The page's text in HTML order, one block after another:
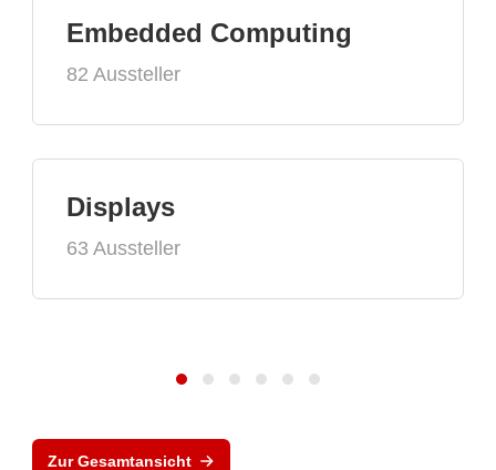
Embedded Computing
82 Aussteller
Displays
63 Aussteller
Zur Gesamtansicht